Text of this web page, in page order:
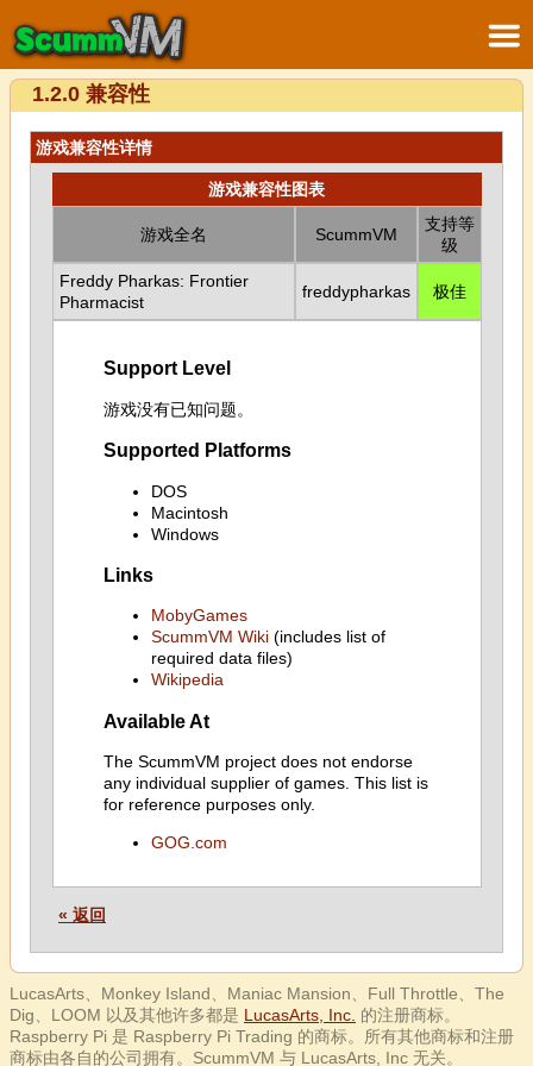
1.2.0 兼容性
游戏兼容性详情
游戏兼容性图表
游戏全名 ScummVM
支持等
级
Freddy Pharkas: Frontier
Pharmacist
freddypharkas 极佳
Support Level
游戏没有已知问题。
Supported Platforms
DOS
Macintosh
Windows
Links
MobyGames
ScummVM Wiki(includes list of
required data files)
Wikipedia
Available At
The ScummVM project does not endorse
any individual supplier of games. This list is
for reference purposes only.
GOG.com
« 返回
LucasArts、Monkey Island、Maniac Mansion、Full Throttle、The
Dig、LOOM 以及其他许多都是 LucasArts, Inc. 的注册商标。
Raspberry Pi 是 Raspberry Pi Trading 的商标。所有其他商标和注册
商标由各自的公司拥有。ScummVM 与 LucasArts, Inc 无关。